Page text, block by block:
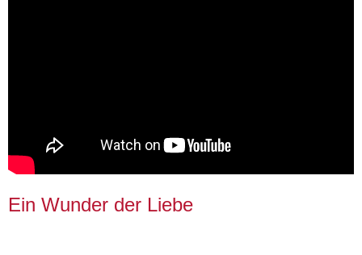
Ein Wunder der Liebe